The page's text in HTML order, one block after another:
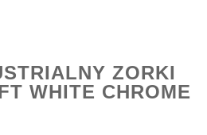
ZORKI
WHITE CHROME